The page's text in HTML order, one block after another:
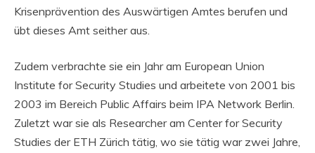
Krisenprävention des Auswärtigen Amtes berufen und
übt dieses Amt seither aus.
Zudem verbrachte sie ein Jahr am European Union
Institute for Security Studies und arbeitete von 2001 bis
2003 im Bereich Public Affairs beim IPA Network Berlin.
Zuletzt war sie als Researcher am Center for Security
Studies der ETH Zürich tätig, wo sie tätig war zwei Jahre,